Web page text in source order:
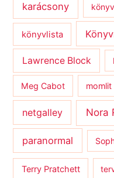
karácsony
könyvlista
Lawrence Block
Meg Cabot momlit
netgalley Nora
paranormal
Terry Pratchett